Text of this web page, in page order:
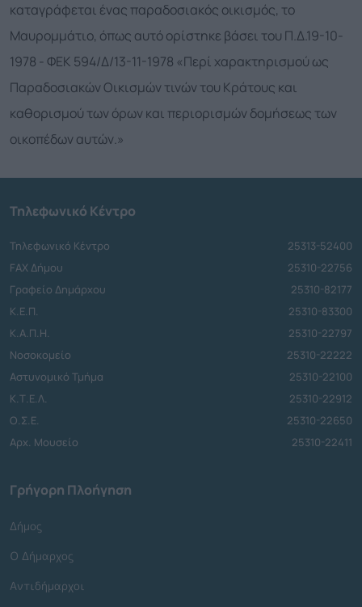
καταγράφεται ένας παραδοσιακός οικισμός, το
Μαυρομμάτιο, όπως αυτό ορίστηκε βάσει του Π.Δ.19-10-
1978 - ΦΕΚ 594/Δ/13-11-1978 «Περί χαρακτηρισμού ως
Παραδοσιακών Οικισμών τινών του Κράτους και
καθορισμού των όρων και περιορισμών δομήσεως των
οικοπέδων αυτών.»
Τηλεφωνικό Κέντρο
Τηλεφωνικό Κέντρο
25313-52400
FAX Δήμου
25310-22756
Γραφείο Δημάρχου
25310-82177
Κ.Ε.Π.
25310-83300
Κ.Α.Π.Η.
25310-22797
Νοσοκομείο
25310-22222
Αστυνομικό Τμήμα
25310-22100
Κ.Τ.Ε.Λ.
25310-22912
Ο.Σ.Ε.
25310-22650
Αρχ. Μουσείο
25310-22411
Γρήγορη Πλοήγηση
Δήμος
Ο Δήμαρχος
Αντιδήμαρχοι